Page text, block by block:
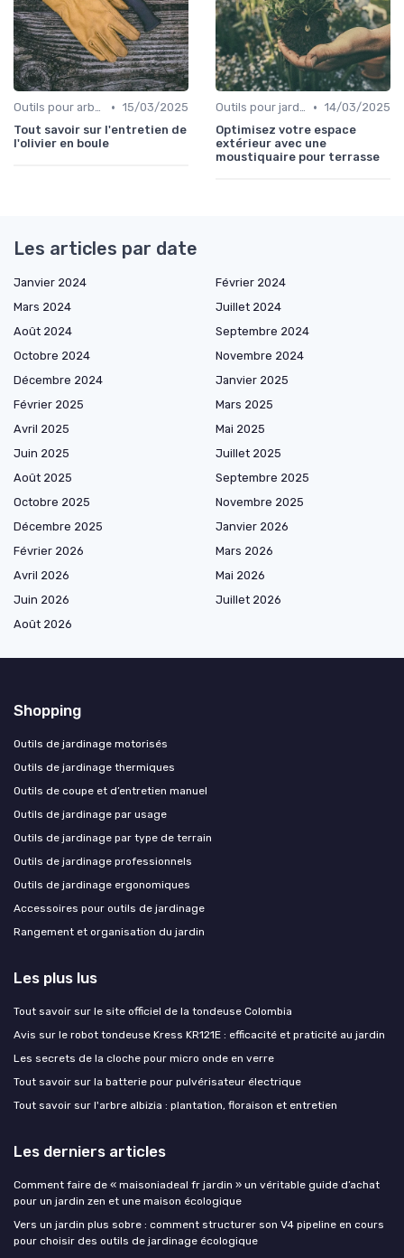
Outils pour arbres et arbustes • 15/03/2025
Tout savoir sur l'entretien de
l'olivier en boule
Outils pour jardinage urbain • 14/03/2025
Optimisez votre espace
extérieur avec une
moustiquaire pour terrasse
Les articles par date
Janvier 2024
Février 2024
Mars 2024
Juillet 2024
Août 2024
Septembre 2024
Octobre 2024
Novembre 2024
Décembre 2024
Janvier 2025
Février 2025
Mars 2025
Avril 2025
Mai 2025
Juin 2025
Juillet 2025
Août 2025
Septembre 2025
Octobre 2025
Novembre 2025
Décembre 2025
Janvier 2026
Février 2026
Mars 2026
Avril 2026
Mai 2026
Juin 2026
Juillet 2026
Août 2026
Shopping
Outils de jardinage motorisés
Outils de jardinage thermiques
Outils de coupe et d’entretien manuel
Outils de jardinage par usage
Outils de jardinage par type de terrain
Outils de jardinage professionnels
Outils de jardinage ergonomiques
Accessoires pour outils de jardinage
Rangement et organisation du jardin
Les plus lus
Tout savoir sur le site officiel de la tondeuse Colombia
Avis sur le robot tondeuse Kress KR121E : efficacité et praticité au jardin
Les secrets de la cloche pour micro onde en verre
Tout savoir sur la batterie pour pulvérisateur électrique
Tout savoir sur l'arbre albizia : plantation, floraison et entretien
Les derniers articles
Comment faire de « maisoniadeal fr jardin » un véritable guide d’achat
pour un jardin zen et une maison écologique
Vers un jardin plus sobre : comment structurer son V4 pipeline en cours
pour choisir des outils de jardinage écologique